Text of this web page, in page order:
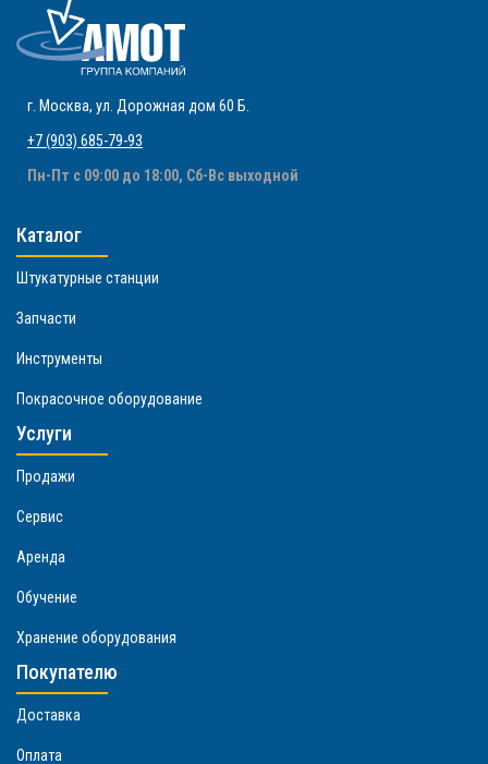
г. Москва, ул. Дорожная дом 60 Б
+7 (903) 685-79-93
Пн-Пт с 09:00 до 18:00, Сб-Вс выходной
Каталог
Штукатурные станции
Запчасти
Инструменты
Покрасочное оборудование
Услуги
Продажи
Сервис
Аренда
Обучение
Хранение оборудования
Покупателю
Доставка
Оплата